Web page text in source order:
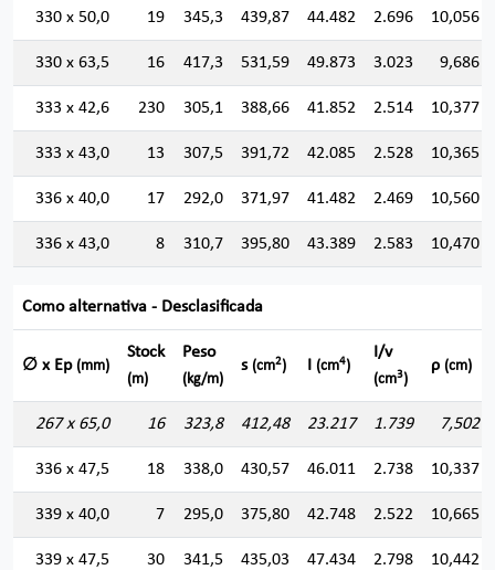
330 x 50,0 19 345,3 439,87 44.482 2.696 10,056
330 x 63,5 16 417,3 531,59 49.873 3.023 9,686
333 x 42,6 230 305,1 388,66 41.852 2.514 10,377
333 x 43,0 13 307,5 391,72 42.085 2.528 10,365
336 x 40,0 17 292,0 371,97 41.482 2.469 10,560
336 x 43,0 8 310,7 395,80 43.389 2.583 10,470
Como alternativa - Desclasificada
∅ x Ep (mm)
Stock
(m)
Peso
(kg/m)
s (cm2) I (cm4)
I/v
(cm3)
ρ (cm)
267 x 65,0 16 323,8 412,48 23.217 1.739 7,502
336 x 47,5 18 338,0 430,57 46.011 2.738 10,337
339 x 40,0 7 295,0 375,80 42.748 2.522 10,665
339 x 47,5 30 341,5 435,03 47.434 2.798 10,442